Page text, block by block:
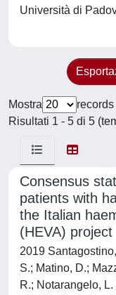
Università di
Mostra
records
Risultati 1 - 5 di 5
Consensus
patients with
the Italian
(HEVA) project
2019
S.; Matino, D.;
R.; Notarangelo,